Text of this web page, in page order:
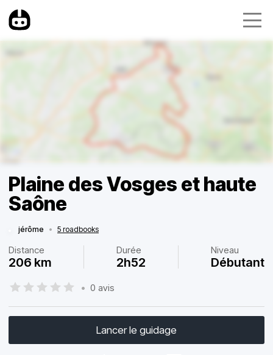
Plaine des Vosges et haute
Saône
jérôme • 5 roadbooks
Distance
206 km
Durée
2h52
Niveau
Débutant
• 0 avis
Lancer le guidage